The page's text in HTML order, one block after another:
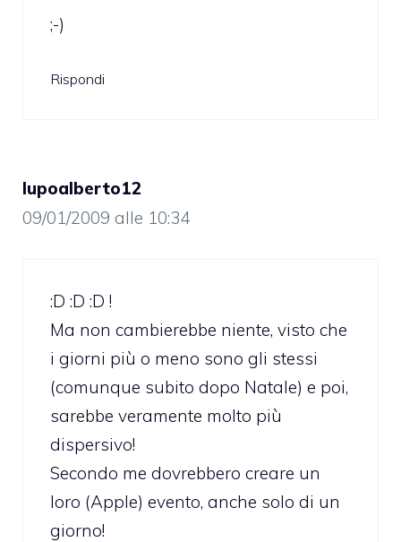
;-)
Rispondi
lupoalberto12
09/01/2009 alle 10:34
:D :D :D !
Ma non cambierebbe niente, visto che
i giorni più o meno sono gli stessi
(comunque subito dopo Natale) e poi,
sarebbe veramente molto più
dispersivo!
Secondo me dovrebbero creare un
loro (Apple) evento, anche solo di un
giorno!